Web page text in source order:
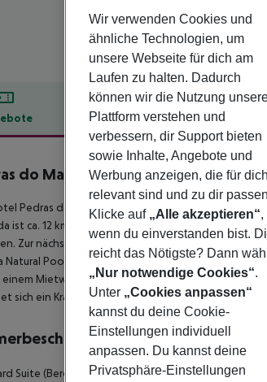
Hotelbeschreibung
do Mar Resort & Spa
5
Pedras do Mar Resort & SPA liegt ca. 10 km
ist ca. 12 km entfernt (Ribeira Grande ca. 14 km).
Zur nächsten Diskothek gelangt man nach rund
Natural Pools (ca. 6 km), Fogo Lake (ca. 20 km),
Mietwagen-Verleih auch ein Motorrad-
sich ein Krankenhaus in etwa 12 km Entfernung.
Suite (Bergblick, Balkon oder Terrasse): Mit
Wir verwenden Cookies und
ähnliche Technologien, um
unsere Webseite für dich am
Laufen zu halten. Dadurch
können wir die Nutzung
Plattform verstehen und
verbessern, dir Support bieten
sowie Inhalte, Angebote und
Werbung anzeigen, die für dich
relevant sind und zu dir
Klicke auf „Alle akzeptieren“,
wenn du einverstanden bist.
reicht das Nötigste? Dann
„Nur notwendige Cookies“.
Unter „Cookies anpassen“
kannst du deine Cookie-
Einstellungen individuell
anpassen. Du kannst deine
Privatsphäre-Einstellungen